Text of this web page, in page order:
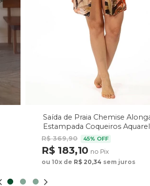
Saída de Praia Chemise
Estampada Coqueiros
R$ 369,90 45% OFF
R$ 183,10 no Pix
ou 10x de R$ 20,34 sem juros